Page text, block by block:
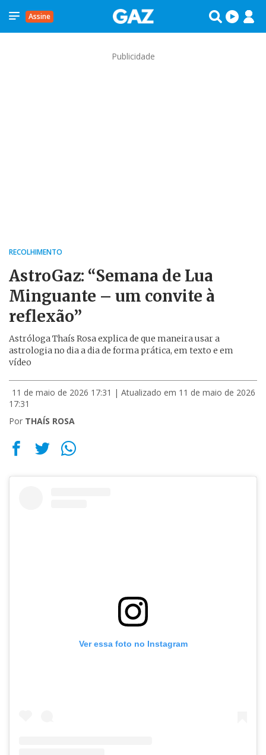
Assine
Publicidade
RECOLHIMENTO
AstroGaz: “Semana de Lua
Minguante – um convite à
reflexão”
Astróloga Thaís Rosa explica de que maneira usar a
astrologia no dia a dia de forma prática, em texto e em
vídeo
11 de maio de 2026 17:31 | Atualizado em 11 de maio de 2026
17:31
Por THAÍS ROSA
Ver essa foto no Instagram